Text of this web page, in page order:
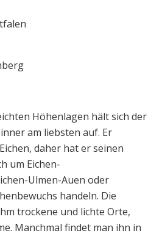
Höhenlagen hält sich der
am liebsten auf. Er
daher hat er seinen
um Eichen-
Ulmen-Auen oder
handeln. Die
trockene und lichte Orte,
Manchmal findet man ihn in